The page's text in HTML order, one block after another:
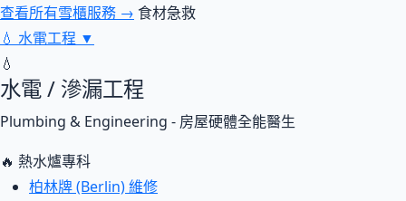
查看所有雪櫃服務 → 食材急救
💧 水電工程 ▼
💧
水電 / 滲漏工程
Plumbing & Engineering - 房屋硬體全能醫生
🔥 熱水爐專科
柏林牌 (Berlin) 維修